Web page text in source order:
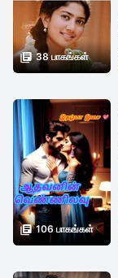
 38 பாகங்கள்
 106 பாகங்கள்